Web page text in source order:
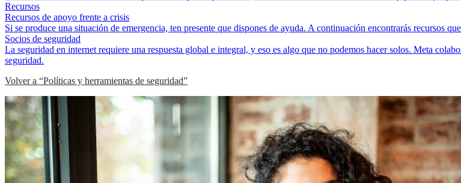
Recursos
Recursos de apoyo frente a crisis
Si se produce una situación de emergencia, ten presente que dispones de ayuda. A continuación encontrarás recursos
Socios de seguridad
La seguridad en internet requiere una respuesta global e integral, y eso es algo que no podemos hacer solos. Meta
seguridad.
Volver a “Políticas y herramientas de seguridad”